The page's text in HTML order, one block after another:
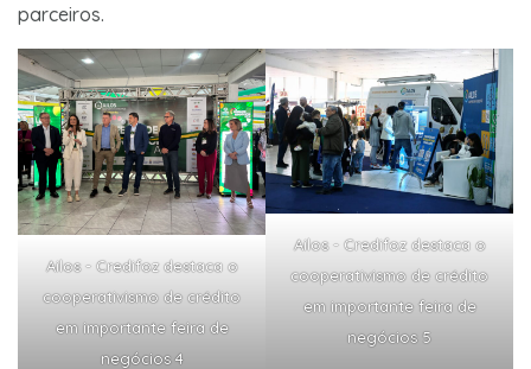
parceiros.
Ailos - Credifoz destaca o
cooperativismo de crédito
em importante feira de
negócios 4
Ailos - Credifoz destaca o
cooperativismo de crédito
em importante feira de
negócios 5